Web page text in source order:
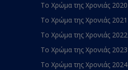
Το Χρώμα της Χρονιάς 2020
Το Χρώμα της Χρονιάς 2021
Το Χρώμα της Χρονιάς 2022
Το Χρώμα της Χρονιάς 2023
Το Χρώμα της Χρονιάς 2024